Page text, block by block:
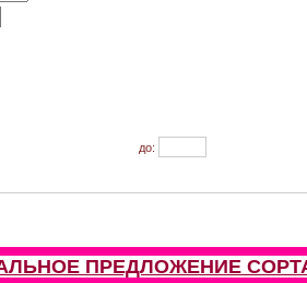
до:
ПРЕДЛОЖЕНИЕ